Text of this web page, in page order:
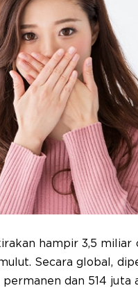
hampir 3,5 miliar
Secara global,
dan 514 juta